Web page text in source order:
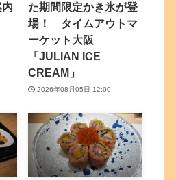
た期間限定かき氷が登
場！ タイムアウトマ
ーケット大阪
「JULIAN ICE
CREAM」
2026年08月05日 12:00